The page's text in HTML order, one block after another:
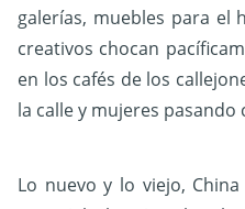
galerías, muebles para el
creativos chocan
en los cafés de los
la calle y mujeres pasando
Lo nuevo y lo viejo,